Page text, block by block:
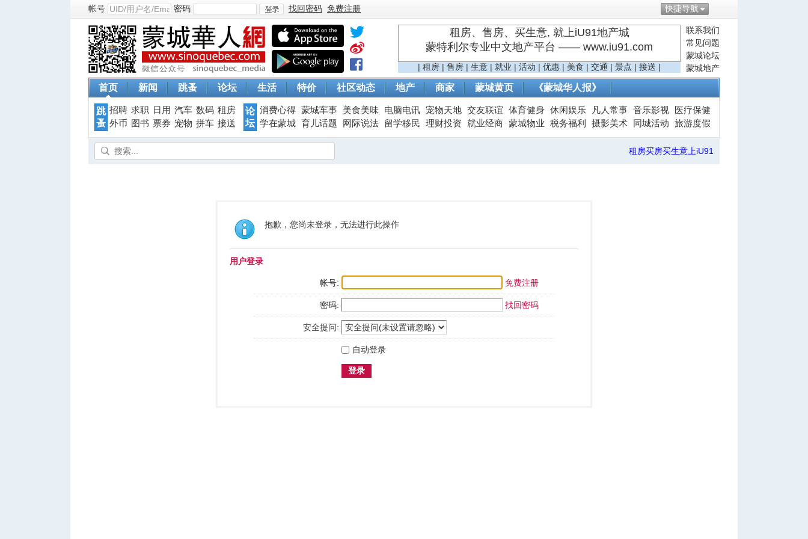
快捷导航
帐号 密码
登
找回密码 免费注册
联系我们
常见问题
蒙城论坛
蒙城地产
租房、售房、买生意, 就上iU91地产城
蒙特利尔专业中文地产平台 —— www.iu91.com
| 租房 | 售房 | 生意 | 就业 | 活动 | 优惠 | 美食 | 交通 | 景点 | 接送 |
首页 新闻 跳蚤 论坛 生活 特价 社区动态 地产 商家 蒙城黄页 《蒙城华人报》
跳
蚤
招聘 求职 日用 汽车 数码 租房
外币
图书 票券 宠物 拼车 接送
论
坛
消费心得 蒙城车事 美食美味 电脑电讯 宠物天地 交友联谊 体育健身 休闲娱乐 凡人常事 音乐影视
医疗保健
学在蒙城 育儿话题 网际说法 留学移民 理财投资 就业经商 蒙城物业 税务福利 摄影美术 同城活动 旅游度假
租房买房买生意上iU91
抱歉，您尚未登录，无法进行此操作
用户登录
帐号: 免费注册
密码: 找回密码
安全提问:
自动登录
登录